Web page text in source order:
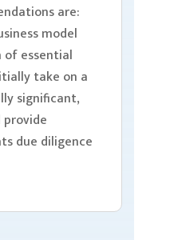
are:
model
of essential
take on a
significant,
due diligence